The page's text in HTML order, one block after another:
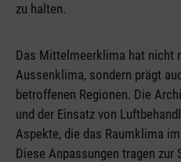
zu halten.
Das Mittelmeerklima hat nicht
Aussenklima, sondern prägt
betroffenen Regionen. Die
und der Einsatz von
Aspekte, die das Raumklima
Diese Anpassungen tragen zur